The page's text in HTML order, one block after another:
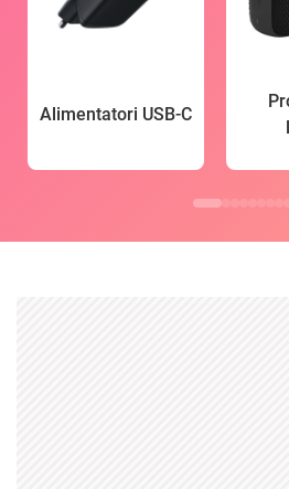
Alimentatori USB-C